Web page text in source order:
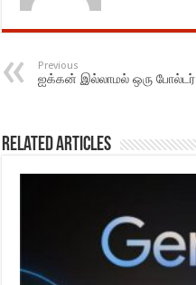
Previous
ஐக்கன் இல்லாமல் ஒரு போல்டர்
Related Articles